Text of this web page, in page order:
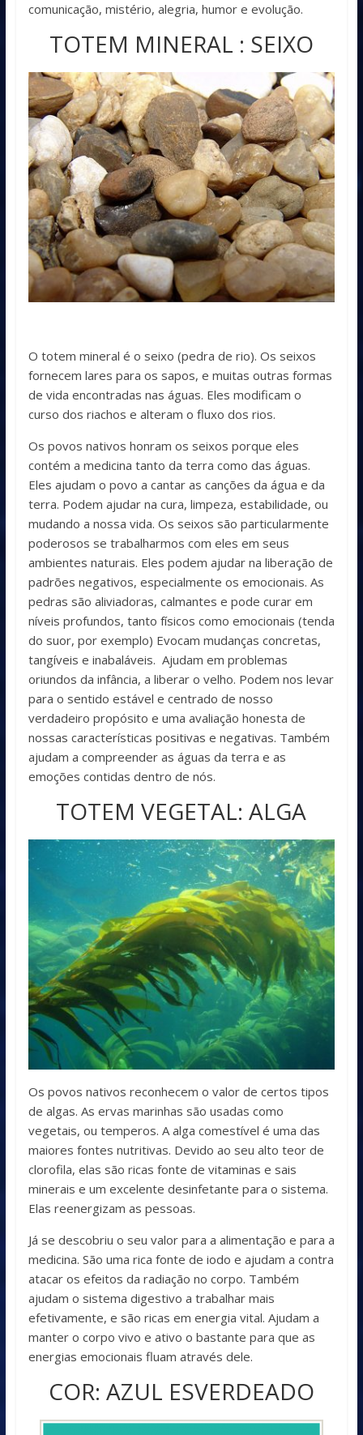
comunicação, mistério, alegria, humor e evolução.
TOTEM MINERAL : SEIXO
O totem mineral é o seixo (pedra de rio). Os seixos
fornecem lares para os sapos, e muitas outras formas
de vida encontradas nas águas. Eles modificam o
curso dos riachos e alteram o fluxo dos rios.
Os povos nativos honram os seixos porque eles
contém a medicina tanto da terra como das águas.
Eles ajudam o povo a cantar as canções da água e da
terra. Podem ajudar na cura, limpeza, estabilidade, ou
mudando a nossa vida. Os seixos são particularmente
poderosos se trabalharmos com eles em seus
ambientes naturais. Eles podem ajudar na liberação de
padrões negativos, especialmente os emocionais. As
pedras são aliviadoras, calmantes e pode curar em
níveis profundos, tanto físicos como emocionais (tenda
do suor, por exemplo) Evocam mudanças concretas,
tangíveis e inabaláveis. Ajudam em problemas
oriundos da infância, a liberar o velho. Podem nos levar
para o sentido estável e centrado de nosso
verdadeiro propósito e uma avaliação honesta de
nossas características positivas e negativas. Também
ajudam a compreender as águas da terra e as
emoções contidas dentro de nós.
TOTEM VEGETAL: ALGA
Os povos nativos reconhecem o valor de certos tipos
de algas. As ervas marinhas são usadas como
vegetais, ou temperos. A alga comestível é uma das
maiores fontes nutritivas. Devido ao seu alto teor de
clorofila, elas são ricas fonte de vitaminas e sais
minerais e um excelente desinfetante para o sistema.
Elas reenergizam as pessoas.
Já se descobriu o seu valor para a alimentação e para a
medicina. São uma rica fonte de iodo e ajudam a contra
atacar os efeitos da radiação no corpo. Também
ajudam o sistema digestivo a trabalhar mais
efetivamente, e são ricas em energia vital. Ajudam a
manter o corpo vivo e ativo o bastante para que as
energias emocionais fluam através dele.
COR: AZUL ESVERDEADO